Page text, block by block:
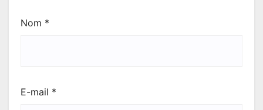
Nom *
E-mail *